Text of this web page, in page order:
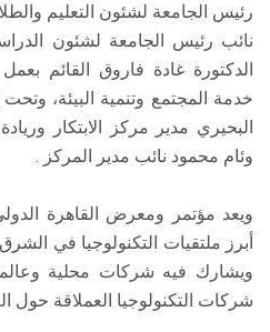
رئيس الجامعة لشئون التعليم
نائب رئيس الجامعة لشئون
الدكتورة غادة فاروق القائم
خدمة المجتمع وتنمية البيئة،
البحيري مدير مركز الابتكار
وئام محمود نائب مدير المركز .
أبرز ملتقيات التكنولوجيا في
ويشارك فيه شركات محلية
شركات التكنولوجيا العملاقة حول